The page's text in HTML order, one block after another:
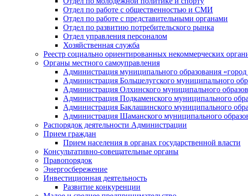
Отдел по работе с общественностью и СМИ
Отдел по работе с представительными органами
Отдел по развитию потребительского рынка
Отдел управления персоналом
Хозяйственная служба
Реестр социально ориентированных некоммерческих
Органы местного самоуправления
Администрация муниципального образования
Администрация Большелугского муниципального
Администрация Олхинского муниципального
Администрация Подкаменского муниципального
Администрация Баклашинского муниципального
Администрация Шаманского муниципального
Распорядок деятельности Администрации
Прием граждан
Прием населения в органах государственной власти
Консультативно-совещательные органы
Правопорядок
Энергосбережение
Инвестиционная деятельность
Развитие конкуренции